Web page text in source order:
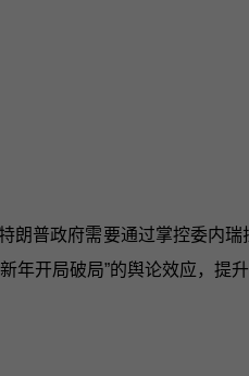
普政府需要通过掌控委内
开局破局”的舆论效应，提升